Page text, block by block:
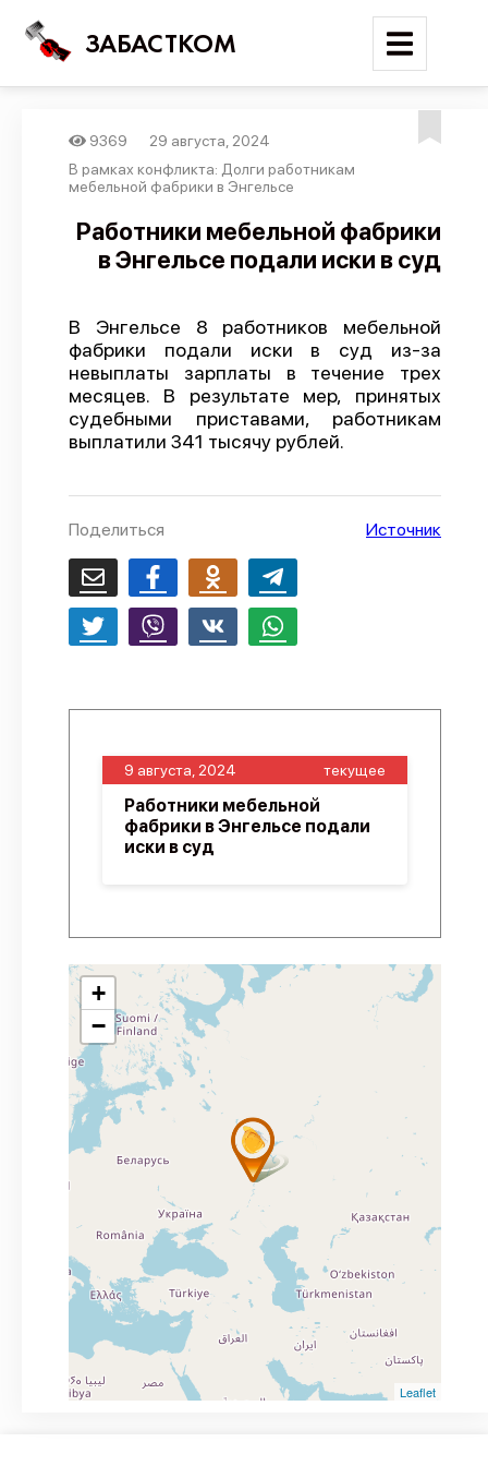
ЗАБАСТКОМ
Войти
Поиск
Новости
Трудовые конфликты
Отчеты
Предложить публикацию
Справочник
Политика конфиденциальности
9369
29 августа, 2024
В рамках конфликта: Долги работникам
мебельной фабрики в Энгельсе
Работники мебельной фабрики
в Энгельсе подали иски в суд
В Энгельсе 8 работников мебельной
фабрики подали иски в суд из-за
невыплаты зарплаты в течение трех
месяцев. В результате мер, принятых
судебными приставами, работникам
выплатили 341 тысячу рублей.
Поделиться Источник
9 августа, 2024 текущее
Работники мебельной
фабрики в Энгельсе подали
иски в суд
+
−
Leaflet